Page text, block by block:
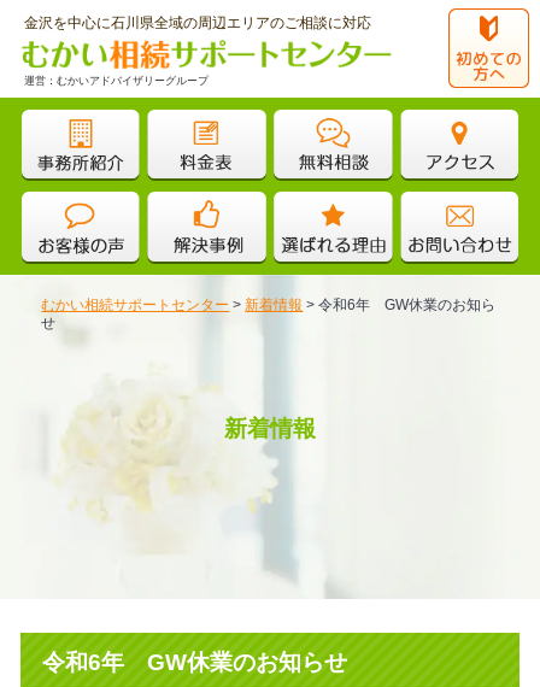
金沢を中心に石川県全域の周辺エリアのご相談に対応
運営：むかいアドバイザリーグループ
むかい相続サポートセンター >新着情報 >令和6年 GW休業のお知ら
せ
新着情報
令和6年 GW休業のお知らせ